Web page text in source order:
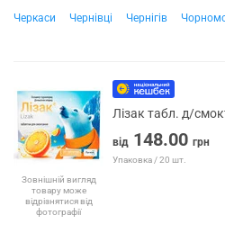
Черкаси
Чернівці Чернігів
Зовнішній вигляд
товару може
відрізнятися від
фотографії
Лізак табл. д/
від 148.00 грн
Упаковка / 20 шт.